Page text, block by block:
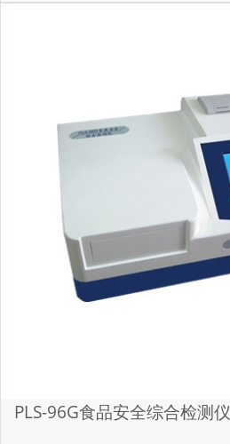
PLS-96G食品安全综合检测仪